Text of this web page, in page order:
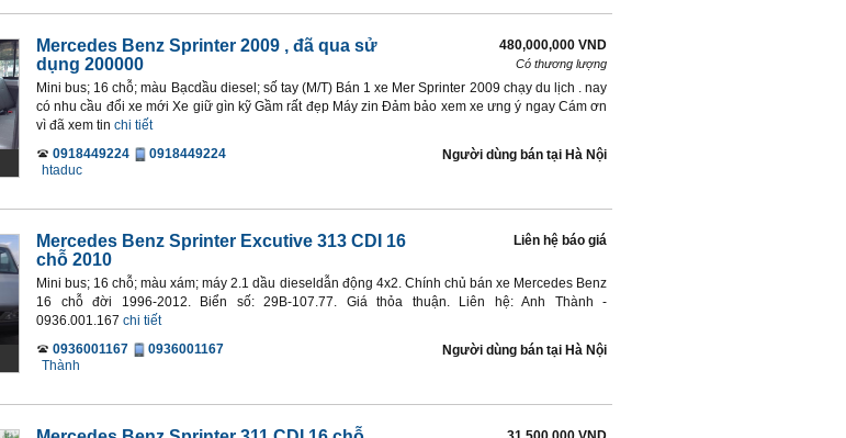
Mercedes Benz Sprinter 2009 , đã qua sử
dụng 200000
480,000,000 VND
Có thương lượng
Mini bus; 16 chỗ; màu Bạcdầu diesel; số tay (M/T) Bán 1 xe Mer Sprinter 2009 chạy du lịch . nay
có nhu cầu đổi xe mới Xe giữ gìn kỹ Gầm rất đẹp Máy zin Đảm bảo xem xe ưng ý ngay Cám ơn
vì đã xem tin chi tiết
0918449224
0918449224
htaduc
Người dùng bán tại Hà Nội
Mercedes Benz Sprinter Excutive 313 CDI 16
chỗ 2010
Liên hệ báo giá
Mini bus; 16 chỗ; màu xám; máy 2.1 dầu dieseldẫn động 4x2. Chính chủ bán xe Mercedes Benz
16 chỗ đời 1996-2012. Biển số: 29B-107.77. Giá thỏa thuận. Liên hệ: Anh Thành -
0936.001.167 chi tiết
0936001167
0936001167
Thành
Người dùng bán tại Hà Nội